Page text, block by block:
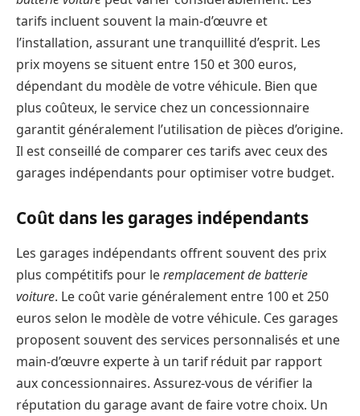
tarifs incluent souvent la main-d’œuvre et
l’installation, assurant une tranquillité d’esprit. Les
prix moyens se situent entre 150 et 300 euros,
dépendant du modèle de votre véhicule. Bien que
plus coûteux, le service chez un concessionnaire
garantit généralement l’utilisation de pièces d’origine.
Il est conseillé de comparer ces tarifs avec ceux des
garages indépendants pour optimiser votre budget.
Coût dans les garages indépendants
Les garages indépendants offrent souvent des prix
plus compétitifs pour leremplacement de batterie
voiture. Le coût varie généralement entre 100 et 250
euros selon le modèle de votre véhicule. Ces garages
proposent souvent des services personnalisés et une
main-d’œuvre experte à un tarif réduit par rapport
aux concessionnaires. Assurez-vous de vérifier la
réputation du garage avant de faire votre choix. Un